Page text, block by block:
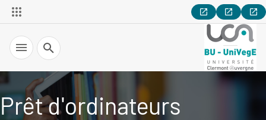
Recherche
Prêt d'ordinateurs